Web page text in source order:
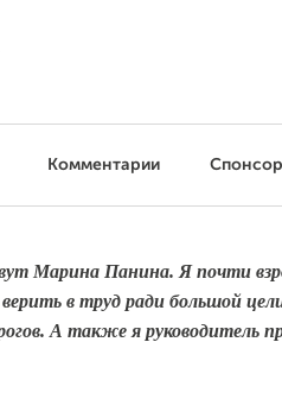
Комментарии
Марина Панина. Я почти
в труд ради большой
А также я руководитель